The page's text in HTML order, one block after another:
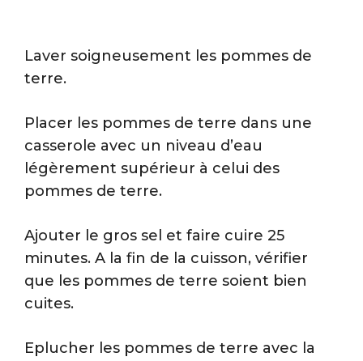
Laver soigneusement les pommes de
terre.
Placer les pommes de terre dans une
casserole avec un niveau d’eau
légèrement supérieur à celui des
pommes de terre.
Ajouter le gros sel et faire cuire 25
minutes. A la fin de la cuisson, vérifier
que les pommes de terre soient bien
cuites.
Eplucher les pommes de terre avec la